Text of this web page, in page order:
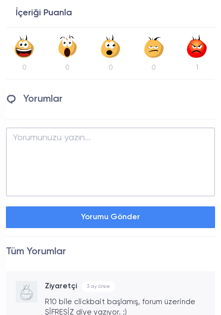
İçeriği Puanla
0 0 0 0 1
Yorumlar
Yorumu Gönder
Tüm Yorumlar
Ziyaretçi 3 ay önce
R10 bile clickbait başlamış, forum üzerinde
ŞİFRESİZ diye yazıyor. :)